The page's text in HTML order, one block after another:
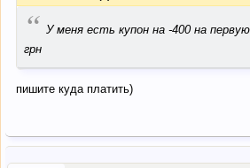
“ У меня есть купон на -400 на
грн
пишите куда платить)